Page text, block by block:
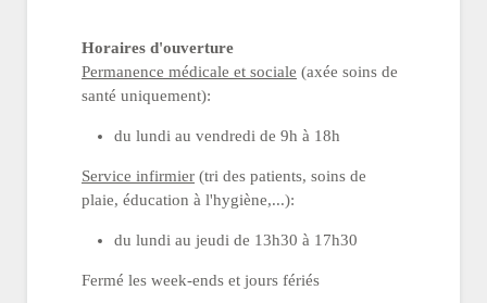
Horaires d'ouverture
Permanence médicale et sociale (axée soins de
santé uniquement):
du lundi au vendredi de 9h à 18h
Service infirmier (tri des patients, soins de
plaie, éducation à l'hygiène,...):
du lundi au jeudi de 13h30 à 17h30
Fermé les week-ends et jours fériés